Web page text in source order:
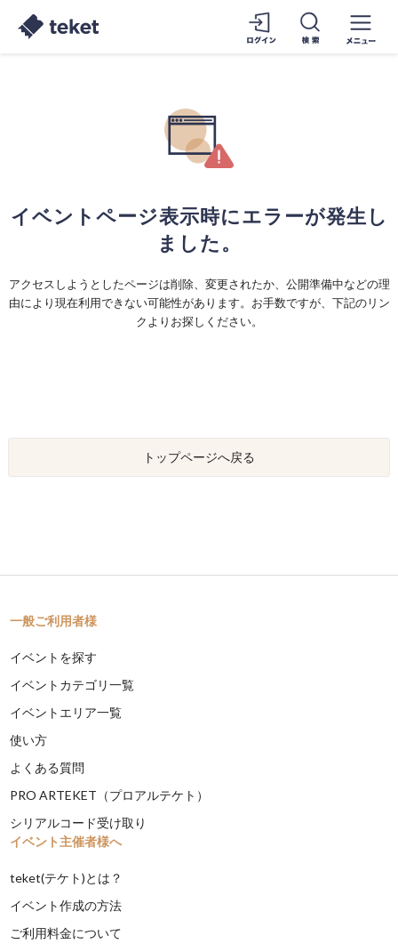
イベントページ表示時にエラーが発生し
ました。
アクセスしようとしたページは削除、変更されたか、公開準備中などの理
由により現在利用できない可能性があります。お手数ですが、下記のリン
クよりお探しください。
トップページへ戻る
一般ご利用者様
イベントを探す
イベントカテゴリ一覧
イベントエリア一覧
使い方
よくある質問
PRO ARTEKET（プロアルテケト）
シリアルコード受け取り
イベント主催者様へ
teket(テケト)とは？
イベント作成の方法
ご利用料金について